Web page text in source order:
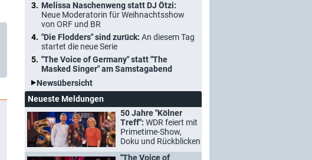
Melissa Naschenweng statt DJ Ötzi:
Neue Moderatorin für Weihnachtsshow
von ORF und BR
"Die Flodders" sind zurück: An diesem Tag
startet die neue Serie
"The Voice of Germany" statt "The
Masked Singer" am Samstagabend
Newsübersicht
Neueste Meldungen
50 Jahre "Kölner
Treff": WDR feiert mit
Primetime-Show,
Doku und Rückblicken
"The Voice of